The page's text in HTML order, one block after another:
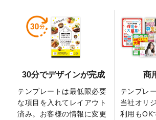
暑中見舞いのデザインテ
しました。
2026/5/28
【新商品】マグネットス
きるようになりました！
の全4ステップを解説！
た。
2026/4/23
コラム「 画像の配置・差
グ」「テンプレート間で
30分でデザインが完成
テンプレートは最低限必要
な項目を入れてレイアウト
済み。お客様の情報に変更
商
テンプレ
当社オリ
利用もOK